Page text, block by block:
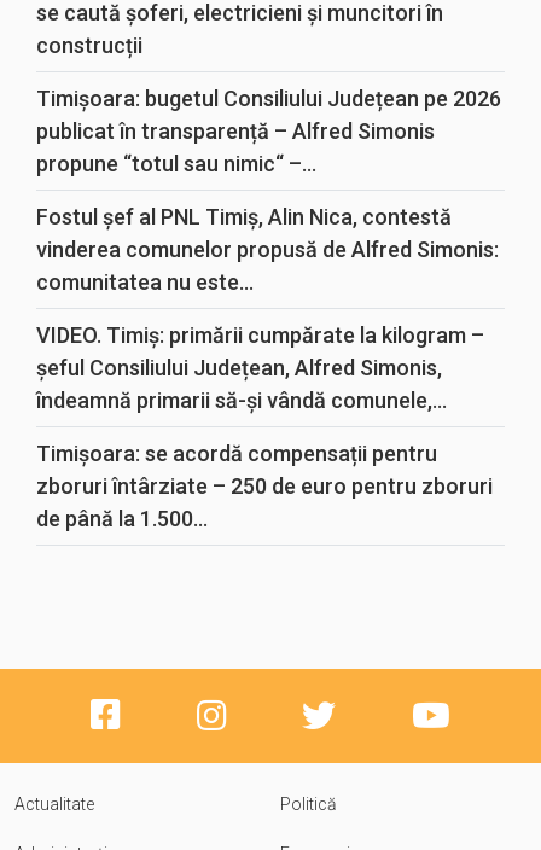
se caută șoferi, electricieni și muncitori în
construcții
Timișoara: bugetul Consiliului Județean pe 2026
publicat în transparență – Alfred Simonis
propune “totul sau nimic“ –...
Fostul șef al PNL Timiș, Alin Nica, contestă
vinderea comunelor propusă de Alfred Simonis:
comunitatea nu este...
VIDEO. Timiș: primării cumpărate la kilogram –
șeful Consiliului Județean, Alfred Simonis,
îndeamnă primarii să-și vândă comunele,...
Timișoara: se acordă compensații pentru
zboruri întârziate – 250 de euro pentru zboruri
de până la 1.500...
Actualitate Politică